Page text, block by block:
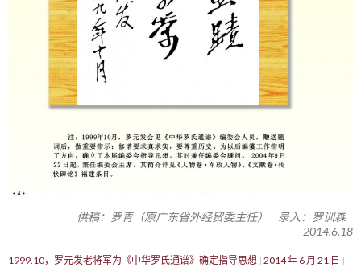
供稿：罗青（原广东省外经贸委主任） 录入：罗训森
2014.6.18
1999.10，罗元发老将军为《中华罗氏通谱》确定指导思想 2014 年 6 月 21 日